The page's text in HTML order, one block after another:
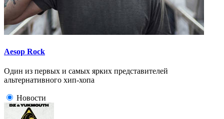
Aesop Rock
Один из первых и самых ярких представителей
альтернативного хип-хопа
Новости